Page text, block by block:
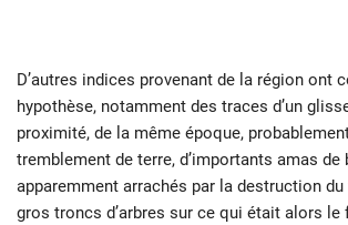
D’autres indices provenant de la région ont
hypothèse, notamment des traces d’un
proximité, de la même époque,
tremblement de terre, d’importants amas de
apparemment arrachés par la destruction
gros troncs d’arbres sur ce qui était alors le